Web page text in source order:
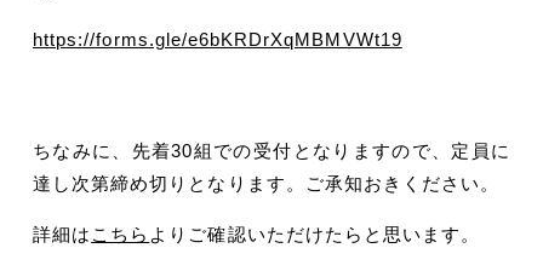
https://forms.gle/e6bKRDrXqMBMVWt19
ちなみに、先着30組での受付となりますので、定員に
達し次第締め切りとなります。ご承知おきください。
詳細は こちら よりご確認いただけたらと思います。